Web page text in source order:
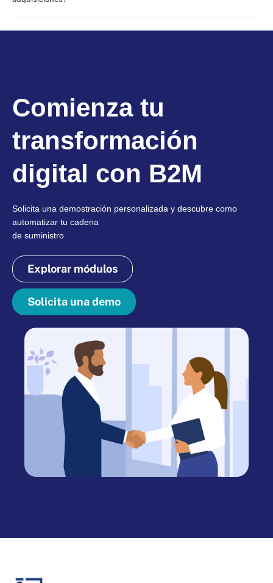
Comienza tu
transformación
digital con B2M
Solicita una demostración personalizada y descubre como
automatizar tu cadena
de suministro
Explorar módulos
Solicita una demo